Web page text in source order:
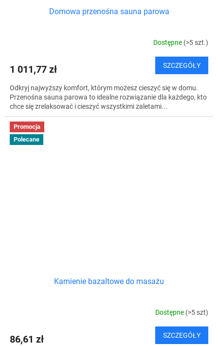
Domowa przenośna sauna parowa
Dostępne (>5 szt.)
1 011,77 zł SZCZEGÓŁY
Odkryj najwyższy komfort, którym możesz cieszyć się w domu.
Przenośna sauna parowa to idealne rozwiązanie dla każdego, kto
chce się zrelaksować i cieszyć wszystkimi zaletami...
Promocja
Polecane
Kamienie bazaltowe do masażu
Dostępne (>5 szt)
86,61 zł SZCZEGÓŁY